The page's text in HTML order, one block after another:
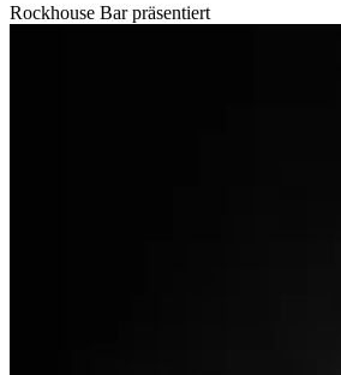
Rockhouse Bar präsentiert